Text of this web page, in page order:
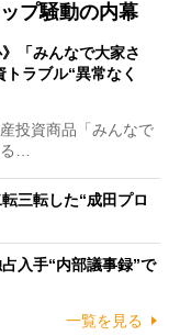
プ騒動の内幕
「みんなで大家さ
ラブル“異常なく
投資商品「みんなで
る…
三転した“成田プロ
入手“内部議事録”で
一覧を見る